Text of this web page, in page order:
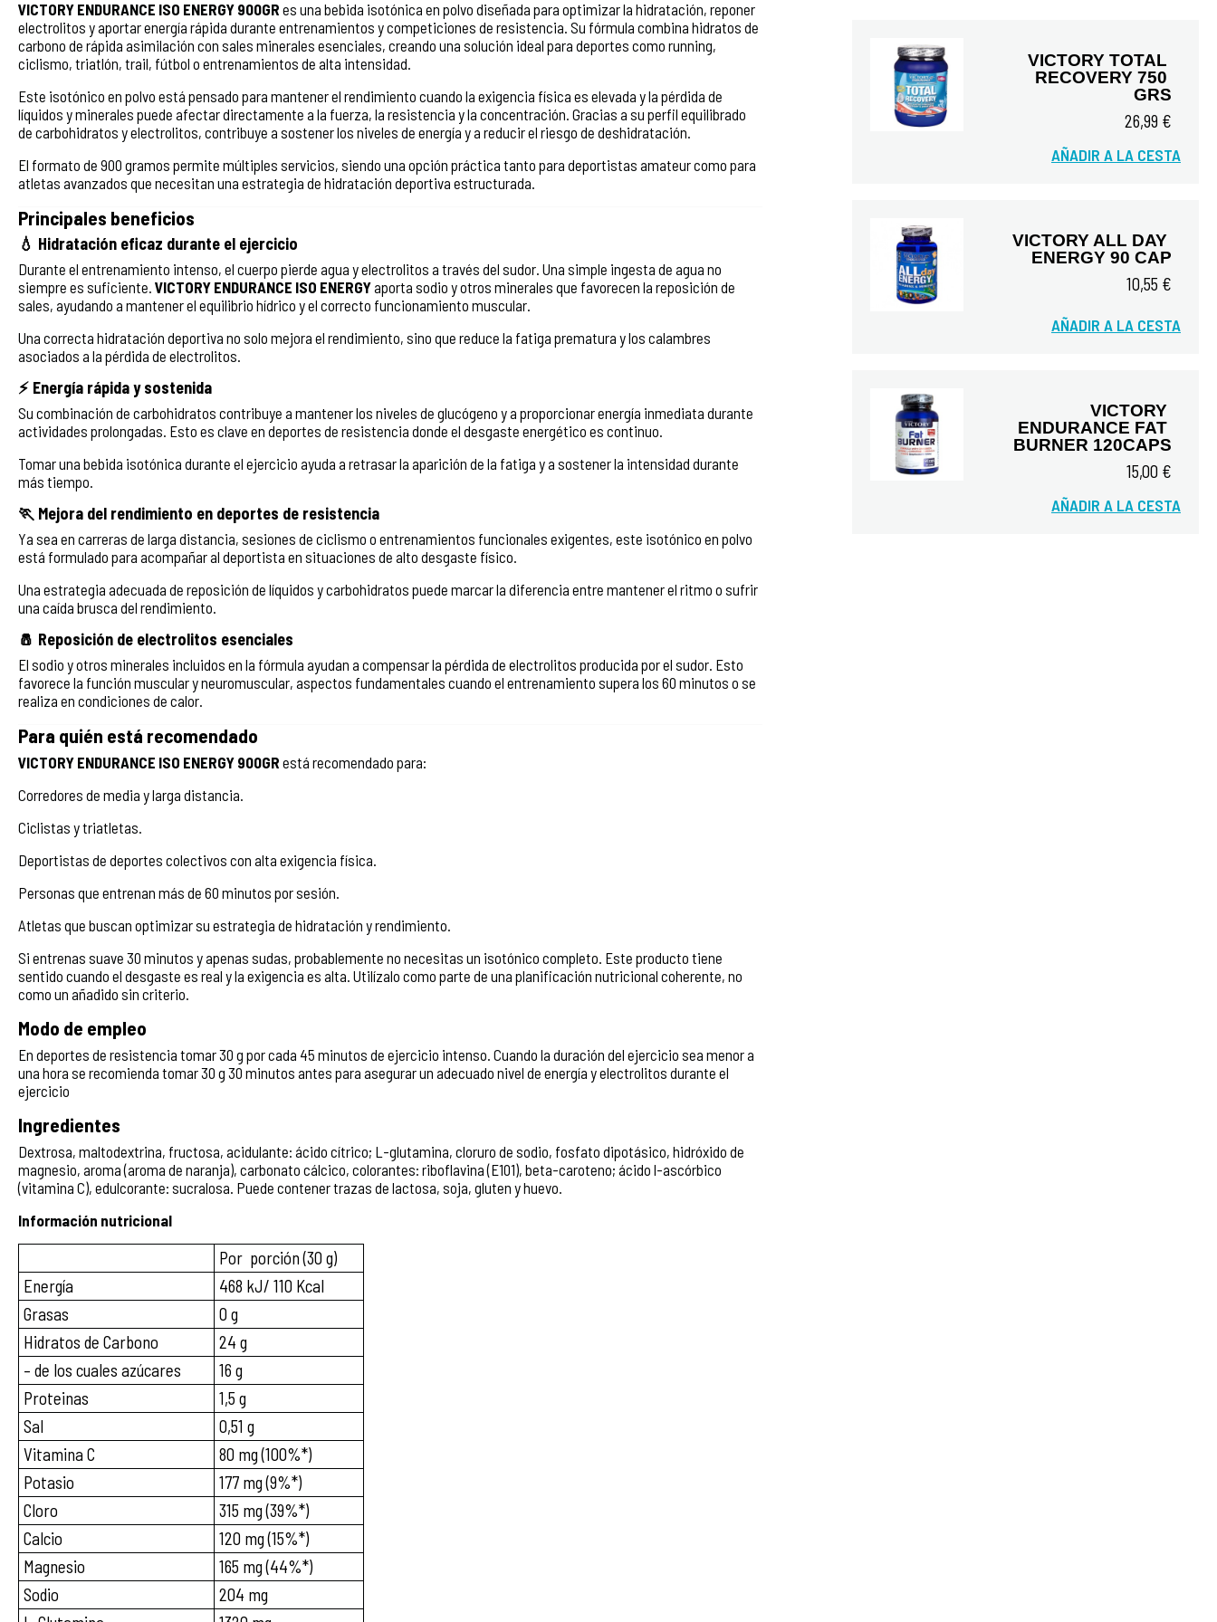
VICTORY ENDURANCE ISO ENERGY 900GR es una bebida isotónica en polvo diseñada para optimizar la hidratación, reponer
electrolitos y aportar energía rápida durante entrenamientos y competiciones de resistencia. Su fórmula combina hidratos de
carbono de rápida asimilación con sales minerales esenciales, creando una solución ideal para deportes como running,
ciclismo, triatlón, trail, fútbol o entrenamientos de alta intensidad.
Este isotónico en polvo está pensado para mantener el rendimiento cuando la exigencia física es elevada y la pérdida de
líquidos y minerales puede afectar directamente a la fuerza, la resistencia y la concentración. Gracias a su perfil equilibrado
de carbohidratos y electrolitos, contribuye a sostener los niveles de energía y a reducir el riesgo de deshidratación.
El formato de 900 gramos permite múltiples servicios, siendo una opción práctica tanto para deportistas amateur como para
atletas avanzados que necesitan una estrategia de hidratación deportiva estructurada.
Principales beneficios
💧 Hidratación eficaz durante el ejercicio
Durante el entrenamiento intenso, el cuerpo pierde agua y electrolitos a través del sudor. Una simple ingesta de agua no
siempre es suficiente. VICTORY ENDURANCE ISO ENERGYaporta sodio y otros minerales que favorecen la reposición de
sales, ayudando a mantener el equilibrio hídrico y el correcto funcionamiento muscular.
Una correcta hidratación deportiva no solo mejora el rendimiento, sino que reduce la fatiga prematura y los calambres
asociados a la pérdida de electrolitos.
⚡ Energía rápida y sostenida
Su combinación de carbohidratos contribuye a mantener los niveles de glucógeno y a proporcionar energía inmediata durante
actividades prolongadas. Esto es clave en deportes de resistencia donde el desgaste energético es continuo.
Tomar una bebida isotónica durante el ejercicio ayuda a retrasar la aparición de la fatiga y a sostener la intensidad durante
más tiempo.
🏃 Mejora del rendimiento en deportes de resistencia
Ya sea en carreras de larga distancia, sesiones de ciclismo o entrenamientos funcionales exigentes, este isotónico en polvo
está formulado para acompañar al deportista en situaciones de alto desgaste físico.
Una estrategia adecuada de reposición de líquidos y carbohidratos puede marcar la diferencia entre mantener el ritmo o sufrir
una caída brusca del rendimiento.
🧂 Reposición de electrolitos esenciales
El sodio y otros minerales incluidos en la fórmula ayudan a compensar la pérdida de electrolitos producida por el sudor. Esto
favorece la función muscular y neuromuscular, aspectos fundamentales cuando el entrenamiento supera los 60 minutos o se
realiza en condiciones de calor.
Para quién está recomendado
VICTORY ENDURANCE ISO ENERGY 900GR está recomendado para:
Corredores de media y larga distancia.
Ciclistas y triatletas.
Deportistas de deportes colectivos con alta exigencia física.
Personas que entrenan más de 60 minutos por sesión.
Atletas que buscan optimizar su estrategia de hidratación y rendimiento.
Si entrenas suave 30 minutos y apenas sudas, probablemente no necesitas un isotónico completo. Este producto tiene
sentido cuando el desgaste es real y la exigencia es alta. Utilízalo como parte de una planificación nutricional coherente, no
como un añadido sin criterio.
Modo de empleo
En deportes de resistencia tomar 30 g por cada 45 minutos de ejercicio intenso. Cuando la duración del ejercicio sea menor a
una hora se recomienda tomar 30 g 30 minutos antes para asegurar un adecuado nivel de energía y electrolitos durante el
ejercicio
Ingredientes
Dextrosa, maltodextrina, fructosa, acidulante: ácido cítrico; L-glutamina, cloruro de sodio, fosfato dipotásico, hidróxido de
magnesio, aroma (aroma de naranja), carbonato cálcico, colorantes: riboflavina (E101), beta-caroteno; ácido l-ascórbico
(vitamina C), edulcorante: sucralosa. Puede contener trazas de lactosa, soja, gluten y huevo.
Información nutricional
Por porción (30 g)
Energía
468 kJ/ 110 Kcal
Grasas
0 g
Hidratos de Carbono
24 g
– de los cuales azúcares
16 g
Proteinas
1,5 g
Sal
0,51 g
Vitamina C
80 mg (100%*)
Potasio
177 mg (9%*)
Cloro
315 mg (39%*)
Calcio
120 mg (15%*)
Magnesio
165 mg (44%*)
Sodio
204 mg
VICTORY TOTAL
RECOVERY 750
GRS
26,99 €
AÑADIR A LA CESTA
VICTORY ALL DAY
ENERGY 90 CAP
10,55 €
AÑADIR A LA CESTA
VICTORY
ENDURANCE FAT
BURNER 120CAPS
15,00 €
AÑADIR A LA CESTA